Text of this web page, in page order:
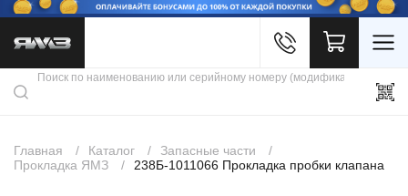
Каталог продукции
Скидки
Контакты
Главная Каталог
Запасные части
Прокладка ЯМЗ
238Б-1011066 Прокладка пробки клапана